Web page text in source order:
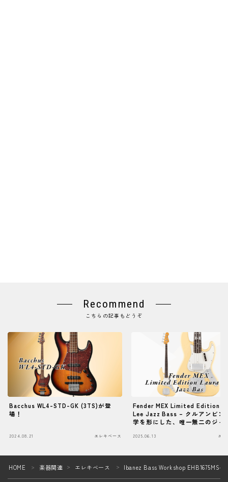
Recommend
こちらの記事もどうぞ
Bacchus WL4-STD-GK (3TS)が登
場！
2024.08.21 エレキベース
Fender MEX Limited Edition
Lee Jazz Bass – クルアンビン
学を形にした、唯一無二のジャ
2025.06.13 エ
HOME ＞ 楽器関連 ＞ エレキベース ＞ Ibanez Bass Workshop EHB1675MS-